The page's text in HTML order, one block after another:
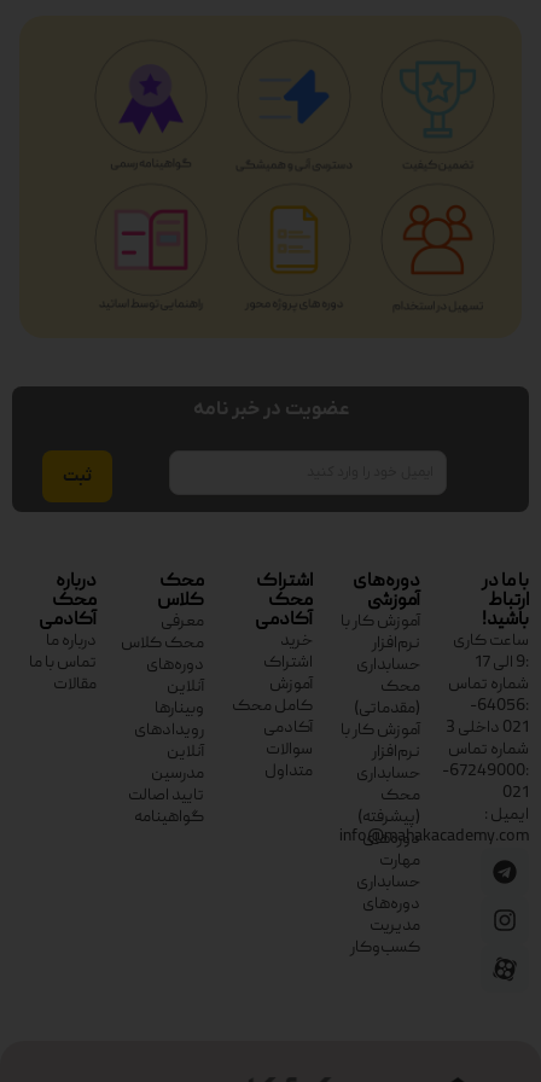
عضویت در خبر نامه
با ما در
ارتباط
باشید!
ساعت کاری
:9 الی 17
شماره تماس
:64056-
021 داخلی 3
شماره تماس
:67249000-
021
ایمیل :
info@mahakacademy.com
دوره‌های
آموزشی
آموزش کار با
نرم‌افزار
حسابداری
محک
(مقدماتی)
آموزش کار با
نرم‌افزار
حسابداری
محک
(پیشرفته)
دوره‌های
مهارت
حسابداری
دوره‌های
مدیریت
کسب‌وکار
اشتراک
محک
آکادمی
خرید
اشتراک
آموزش
کامل محک
آکادمی
سوالات
متداول
محک
کلاس
معرفی
محک کلاس
دوره‌های
آنلاین
وبینارها
رویدادهای
آنلاین
مدرسین
تایید اصالت
گواهینامه
درباره
محک
آکادمی
درباره ما
تماس با ما
مقالات